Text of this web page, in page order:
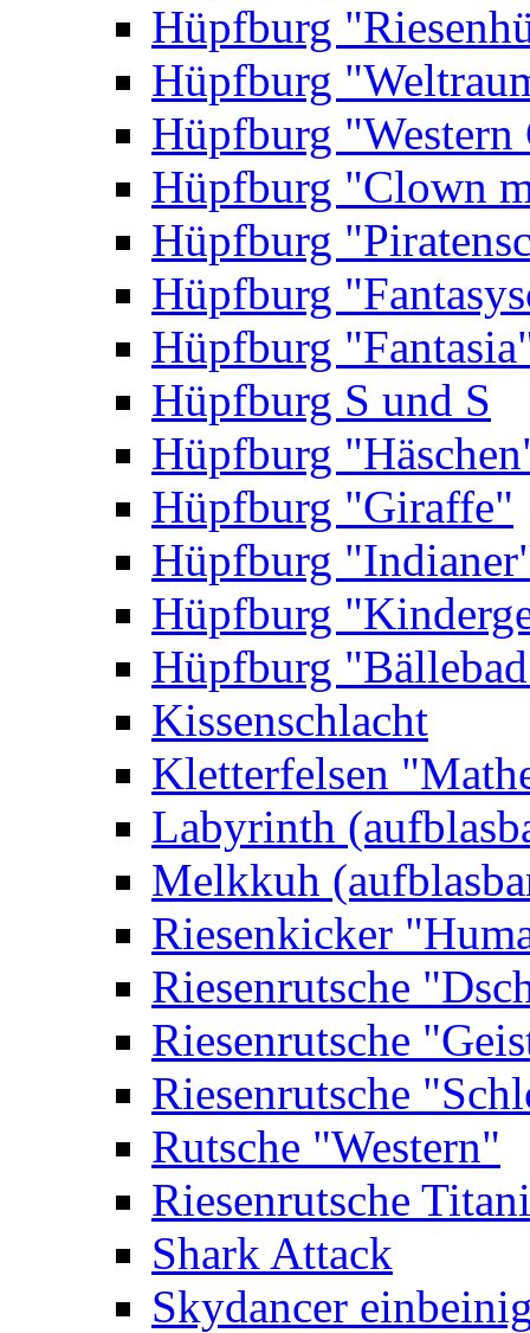
Hüpfburg
Hüpfburg
Hüpfburg
Hüpfburg "Clown
Hüpfburg
Hüpfburg
Hüpfburg
Hüpfburg S und S
Hüpfburg
Hüpfburg "Giraffe"
Hüpfburg
Hüpfburg
Hüpfburg
Kissenschlacht
Kletterfelsen
Labyrinth
Melkkuh
Riesenkicker
Riesenrutsche
Riesenrutsche
Riesenrutsche
Rutsche "Western"
Riesenrutsche
Shark Attack
Skydancer